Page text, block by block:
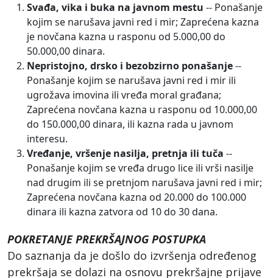
Svađa, vika i buka na javnom mestu -- Ponašanje
kojim se narušava javni red i mir; Zaprećena kazna
je novčana kazna u rasponu od 5.000,00 do
50.000,00 dinara.
Nepristojno, drsko i bezobzirno ponašanje--
Ponašanje kojim se narušava javni red i mir ili
ugrožava imovina ili vređa moral građana;
Zaprećena novčana kazna u rasponu od 10.000,00
do 150.000,00 dinara, ili kazna rada u javnom
interesu.
Vređanje, vršenje nasilja, pretnja ili tuča --
Ponašanje kojim se vređa drugo lice ili vrši nasilje
nad drugim ili se pretnjom narušava javni red i mir;
Zaprećena novčana kazna od 20.000 do 100.000
dinara ili kazna zatvora od 10 do 30 dana.
POKRETANJE PREKRŠAJNOG POSTUPKA
Do saznanja da je došlo do izvršenja određenog
prekršaja se dolazi na osnovu prekršajne prijave